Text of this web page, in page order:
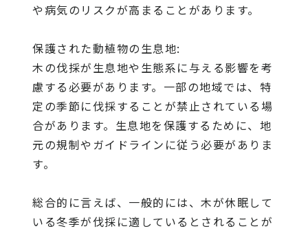
や病気のリスクが高まることがあります。
保護された動植物の生息地:
木の伐採が生息地や生態系に与える影響を考
慮する必要があります。一部の地域では、特
定の季節に伐採することが禁止されている場
合があります。生息地を保護するために、地
元の規制やガイドラインに従う必要がありま
す。
総合的に言えば、一般的には、木が休眠して
いる冬季が伐採に適しているとされることが